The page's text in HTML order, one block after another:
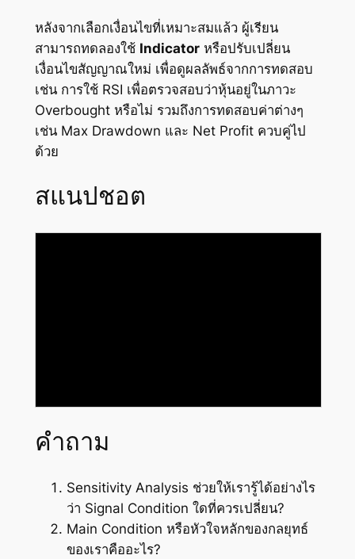
หลังจากเลือกเงื่อนไขที่เหมาะสมแล้ว ผู้เรียน
สามารถทดลองใช้ Indicatorหรือปรับเปลี่ยน
เงื่อนไขสัญญาณใหม่ เพื่อดูผลลัพธ์จากการทดสอบ
เช่น การใช้ RSI เพื่อตรวจสอบว่าหุ้นอยู่ในภาวะ
Overbought หรือไม่ รวมถึงการทดสอบค่าต่างๆ
เช่น Max Drawdown และ Net Profit ควบคู่ไป
ด้วย
สแนปชอต
คำถาม
Sensitivity Analysis ช่วยให้เรารู้ได้อย่างไร
ว่า Signal Condition ใดที่ควรเปลี่ยน?
Main Condition หรือหัวใจหลักของกลยุทธ์
ของเราคืออะไร?